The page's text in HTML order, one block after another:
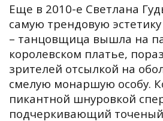
Еще в 2010-е Светлана
самую трендовую
– танцовщица вышла на
королевском платье,
зрителей отсылкой на
смелую монаршую особу.
пикантной шнуровкой
подчеркивающий точеный